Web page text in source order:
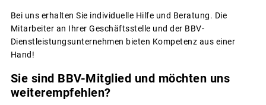
Bei uns erhalten Sie individuelle Hilfe und Beratung. Die
Mitarbeiter an Ihrer Geschäftsstelle und der BBV-
Dienstleistungsunternehmen bieten Kompetenz aus einer
Hand!
Sie sind BBV-Mitglied und möchten uns
weiterempfehlen?